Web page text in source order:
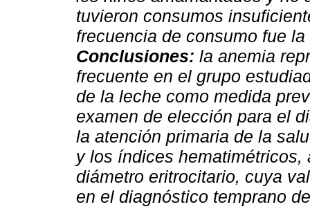
tuvieron consumos
frecuencia de consumo fue
Conclusiones: la anemia
frecuente en el grupo
de la leche como medida
examen de elección para el
la atención primaria de la
y los índices
diámetro eritrocitario, cuya
en el diagnóstico temprano